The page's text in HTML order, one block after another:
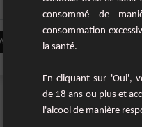
VOTRE COMMENTAIRE
consommé de
consommation
la santé.
En cliquant sur 'Oui',
de 18 ans ou plus et
l'alcool de manière